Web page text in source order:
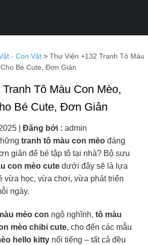
- Con Vật > Thư Viện +132 Tranh Tô Màu
Bé Cute, Đơn Giản
Tô Màu Con Mèo,
Bé Cute, Đơn Giản
Đăng bởi : admin
tranh tô màu con mèo đáng
giản để bé tập tô tại nhà? Bộ sưu
con mèo cute dưới đây sẽ là lựa
vừa học, vừa chơi, vừa phát triển
ngày.
mèo con ngộ nghĩnh, tô màu
mèo chibi cute, cho đến các mẫu
hello kitty nổi tiếng – tất cả đều